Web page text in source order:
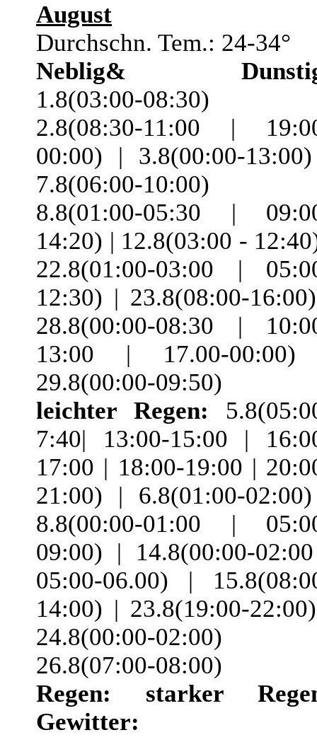
August
Durchschn. Tem.: 24-34°
Neblig&
1.8(03:00-
2.8(08:30-11:00 |
00:00) | 3.8(00:00-
7.8(06:00-
8.8(01:00-05:30 |
14:20) | 12.8(03:00 -
22.8(01:00-03:00 |
12:30) | 23.8(08:00-
28.8(00:00-08:30 |
13:00 | 17.00-
29.8(00:00-09:50)
leichter Regen:
7:40| 13:00-15:00 |
17:00 | 18:00-19:00 |
21:00) | 6.8(01:00-
8.8(00:00-01:00 |
09:00) | 14.8(00:00-
05:00-06.00) |
14:00) | 23.8(19:00-
24.8(00:00-
26.8(07:00-08:00)
Regen:
starker
Gewitter: